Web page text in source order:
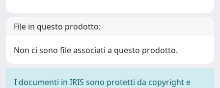
File in questo prodotto:
Non ci sono file associati a questo prodotto.
I documenti in IRIS sono protetti da copyright e